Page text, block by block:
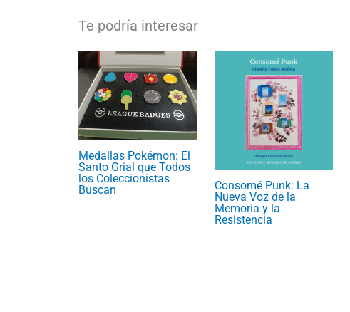
Medallas Pokémon: El
Santo Grial que Todos
los Coleccionistas
Buscan
Consomé Punk: La
Nueva Voz de la
Memoria y la
Resistencia